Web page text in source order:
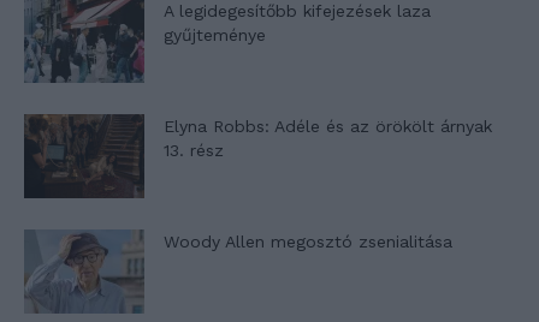
A legidegesítőbb kifejezések laza
gyűjteménye
Elyna Robbs: Adéle és az örökölt árnyak
13. rész
Woody Allen megosztó zsenialitása